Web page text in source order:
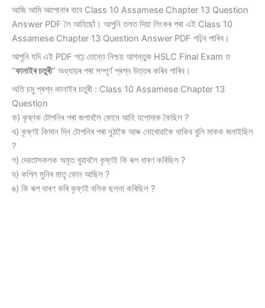
আজি আমি আপোনাৰ বাবে Class 10 Assamese Chapter 13 Question
Answer PDF লৈ আহিছোঁ। আপুনি তলত দিয়া লিংকৰ পৰা এই Class 10
Assamese Chapter 13 Question Answer PDF পঢ়িব পাৰিব।
আপুনি যদি এই PDF পঢ়ে তেন্তে নিশ্চয় আগন্তুক HSLC Final Exam ত
“কানাইৰ চতুৰী” অধ্যায়ৰ পৰা সম্পূৰ্ণ প্ৰশ্ন উত্তৰ কৰিব পাৰিব।
অতি চমু প্ৰশ্ন কানাইৰ চতুৰী : Class 10 Assamese Chapter 13
Question
ক) কৃষ্ণক টোপনিৰ পৰা জগাবলৈ কোনে আহি যশোদাক কৈছিল ?
খ) কৃষ্ণই কিমান দিন টোপনিৰ পৰা নুঠাকৈ আৰু নোখোৱাকৈ থাকিব বুলি মাকক জনাইছিল
?
গ) দেৱতাসকলক অমৃত খুৱাবলৈ কৃষ্ণই কি ৰূপ ধাৰণ কৰিছিল ?
ঘ) কপিল মুনিৰ মাতৃ কোন আছিল ?
ঙ) কি ৰূপ ধাৰণ কৰি কৃষ্ণই বলিক ছলনা কৰিছিল ?